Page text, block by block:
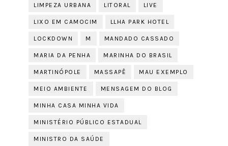
LIMPEZA URBANA LITORAL LIVE
LIXO EM CAMOCIM LLHA PARK HOTEL
LOCKDOWN M MANDADO CASSADO
MARIA DA PENHA MARINHA DO BRASIL
MARTINÓPOLE MASSAPÊ MAU EXEMPLO
MEIO AMBIENTE MENSAGEM DO BLOG
MINHA CASA MINHA VIDA
MINISTÉRIO PÚBLICO ESTADUAL
MINISTRO DA SAÚDE